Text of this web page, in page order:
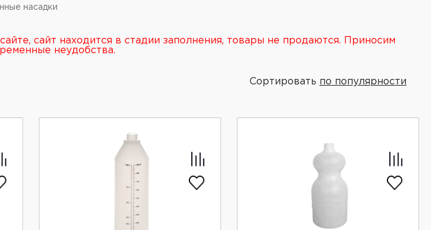
насадки
сайт находится в стадии заполнения, товары не продаются. Приносим
неудобства.
Сортировать по популярности